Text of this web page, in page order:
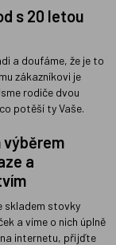
s 20 letou
a doufáme, že je to
zákazníkovi je
rodiče dvou
potěší ty Vaše.
výběrem
a
skladem stovky
a víme o nich úplně
internetu, přijďte